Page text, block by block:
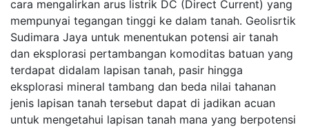
cara mengalirkan arus listrik DC (Direct Current) yang
mempunyai tegangan tinggi ke dalam tanah. Geolisrtik
Sudimara Jaya untuk menentukan potensi air tanah
dan eksplorasi pertambangan komoditas batuan yang
terdapat didalam lapisan tanah, pasir hingga
eksplorasi mineral tambang dan beda nilai tahanan
jenis lapisan tanah tersebut dapat di jadikan acuan
untuk mengetahui lapisan tanah mana yang berpotensi